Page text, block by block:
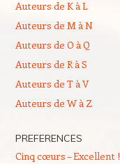
Auteurs de K à L
Auteurs de M à N
Auteurs de O à Q
Auteurs de R à S
Auteurs de T à V
Auteurs de W à Z
PREFERENCES
Cinq cœurs – Excellent !